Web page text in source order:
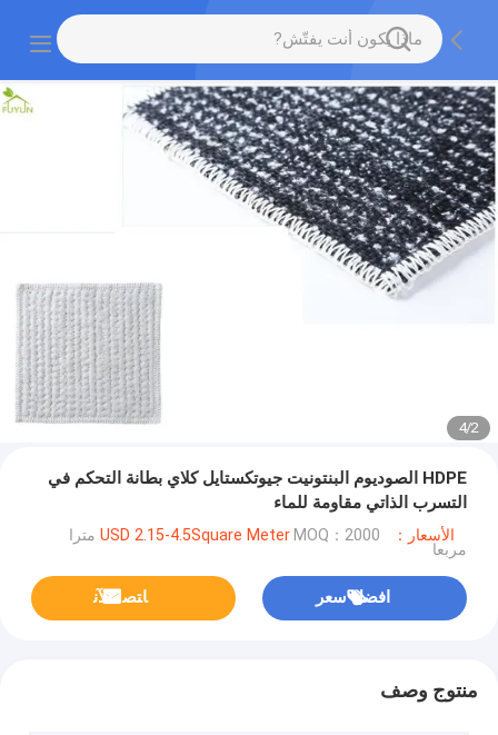
2
/
4
HDPE الصوديوم البنتونيت جيوتكستايل كلاي بطانة التحكم في
التسرب الذاتي مقاومة للماء
الأسعار：USD 2.15-4.5Square Meter MOQ：2000 مترا
مربعا
افضل سعر ﺎﺘﺼﻟ ﺍﻶﻧ
منتوج وصف